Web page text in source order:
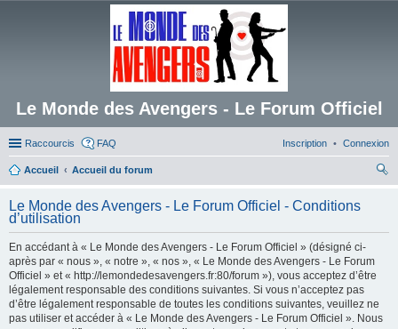
Le Monde des Avengers - Le Forum Officiel
Raccourcis FAQ Connexion
Inscription
Accueil
Accueil du forum
ch
Le Monde des Avengers - Le Forum Officiel - Conditions
d’utilisation
En accédant à « Le Monde des Avengers - Le Forum Officiel » (désigné ci-
après par « nous », « notre », « nos », « Le Monde des Avengers - Le Forum
Officiel » et « http://lemondedesavengers.fr:80/forum »), vous acceptez d’être
légalement responsable des conditions suivantes. Si vous n’acceptez pas
d’être légalement responsable de toutes les conditions suivantes, veuillez ne
pas utiliser et accéder à « Le Monde des Avengers - Le Forum Officiel ». Nous